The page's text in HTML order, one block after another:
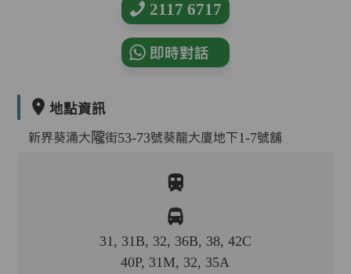
2117 6717
即時對話
地點資訊
新界葵涌大隴街53-73號葵龍大廈地下1-7號舖
31, 31B, 32, 36B, 38, 42C
40P, 31M, 32, 35A